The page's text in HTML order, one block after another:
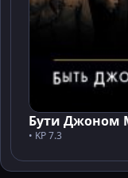
Бути Джоном
• KP 7.3